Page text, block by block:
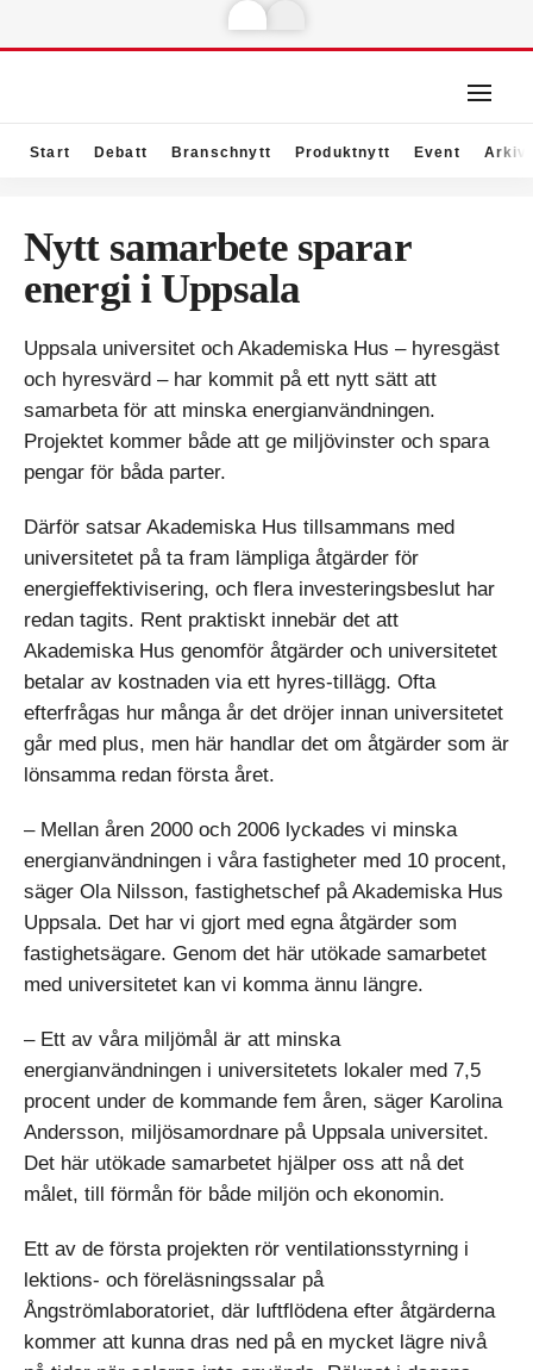
Start Debatt Branschnytt Produktnytt Event Arkiv
Nytt samarbete sparar
energi i Uppsala
Uppsala universitet och Akademiska Hus – hyresgäst
och hyresvärd – har kommit på ett nytt sätt att
samarbeta för att minska energianvändningen.
Projektet kommer både att ge miljövinster och spara
pengar för båda parter.
Därför satsar Akademiska Hus tillsammans med
universitetet på ta fram lämpliga åtgärder för
energieffektivisering, och flera investeringsbeslut har
redan tagits. Rent praktiskt innebär det att
Akademiska Hus genomför åtgärder och universitetet
betalar av kostnaden via ett hyres-tillägg. Ofta
efterfrågas hur många år det dröjer innan universitetet
går med plus, men här handlar det om åtgärder som är
lönsamma redan första året.
– Mellan åren 2000 och 2006 lyckades vi minska
energianvändningen i våra fastigheter med 10 procent,
säger Ola Nilsson, fastighetschef på Akademiska Hus
Uppsala. Det har vi gjort med egna åtgärder som
fastighetsägare. Genom det här utökade samarbetet
med universitetet kan vi komma ännu längre.
– Ett av våra miljömål är att minska
energianvändningen i universitetets lokaler med 7,5
procent under de kommande fem åren, säger Karolina
Andersson, miljösamordnare på Uppsala universitet.
Det här utökade samarbetet hjälper oss att nå det
målet, till förmån för både miljön och ekonomin.
Ett av de första projekten rör ventilationsstyrning i
lektions- och föreläsningssalar på
Ångströmlaboratoriet, där luftflödena efter åtgärderna
kommer att kunna dras ned på en mycket lägre nivå